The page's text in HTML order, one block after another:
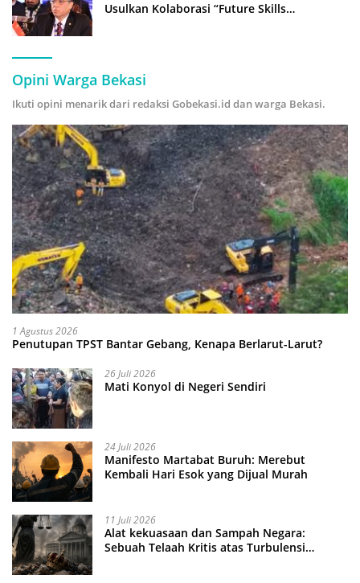
Usulkan Kolaborasi “Future Skills
Opini Warga Bekasi
Ikuti opini menarik dari redaksi Gobekasi.id dan warga Bekasi.
1 Agustus 2026
Penutupan TPST Bantar Gebang, Kenapa Berlarut-Larut?
26 Juli 2026
Mati Konyol di Negeri Sendiri
24 Juli 2026
Manifesto Martabat Buruh: Merebut
Kembali Hari Esok yang Dijual Murah
11 Juli 2026
Alat kekuasaan dan Sampah Negara:
Sebuah Telaah Kritis atas Turbulensi